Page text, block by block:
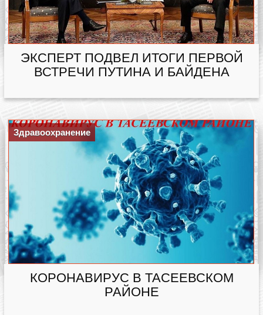
ЭКСПЕРТ ПОДВЕЛ ИТОГИ ПЕРВОЙ
ВСТРЕЧИ ПУТИНА И БАЙДЕНА
Здравоохранение
КОРОНАВИРУС В ТАСЕЕВСКОМ
РАЙОНЕ